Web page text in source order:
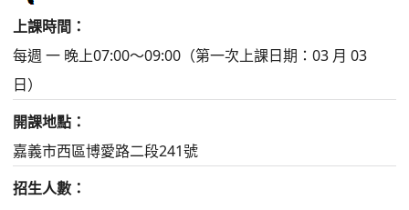
課程資訊
上課時間：
每週 一 晚上07:00～09:00（第一次上課日期：03 月 03
日）
開課地點：
嘉義市西區博愛路二段241號